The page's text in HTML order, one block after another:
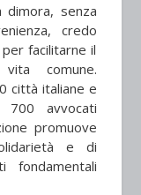
dimora, senza
credo
facilitarne il
comune.
città italiane e
avvocati
promuove
e di